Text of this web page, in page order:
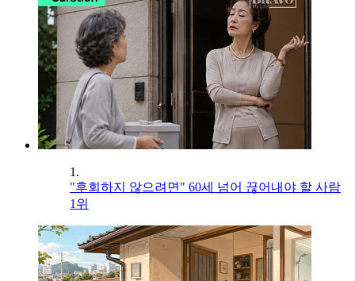
1.
"후회하지 않으려면" 60세 넘어 끊어내야 할 사람
1위